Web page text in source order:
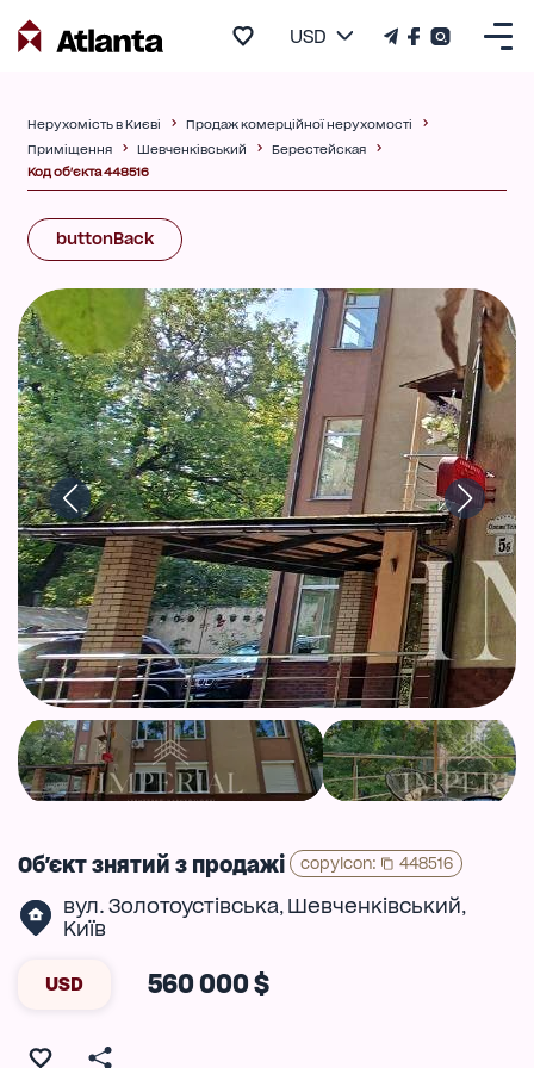
USD
Нерухомість в Києві
Продаж комерційної нерухомості
Приміщення
Шевченківський
Берестейская
Код об'єкта 448516
buttonBack
Об'єкт знятий з продажі copyIcon: 448516
вул. Золотоустівська, Шевченківський,
Київ
USD 560 000 $